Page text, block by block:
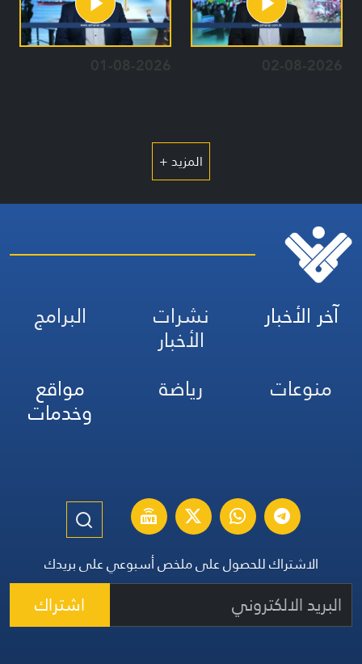
02-08-2026
01-08-2026
المزيد +
آخر الأخبار نشرات
الأخبار
البرامج
منوعات
رياضة مواقع
وخدمات
الاشتراك للحصول على ملخص أسبوعي على بريدك
اشتراك